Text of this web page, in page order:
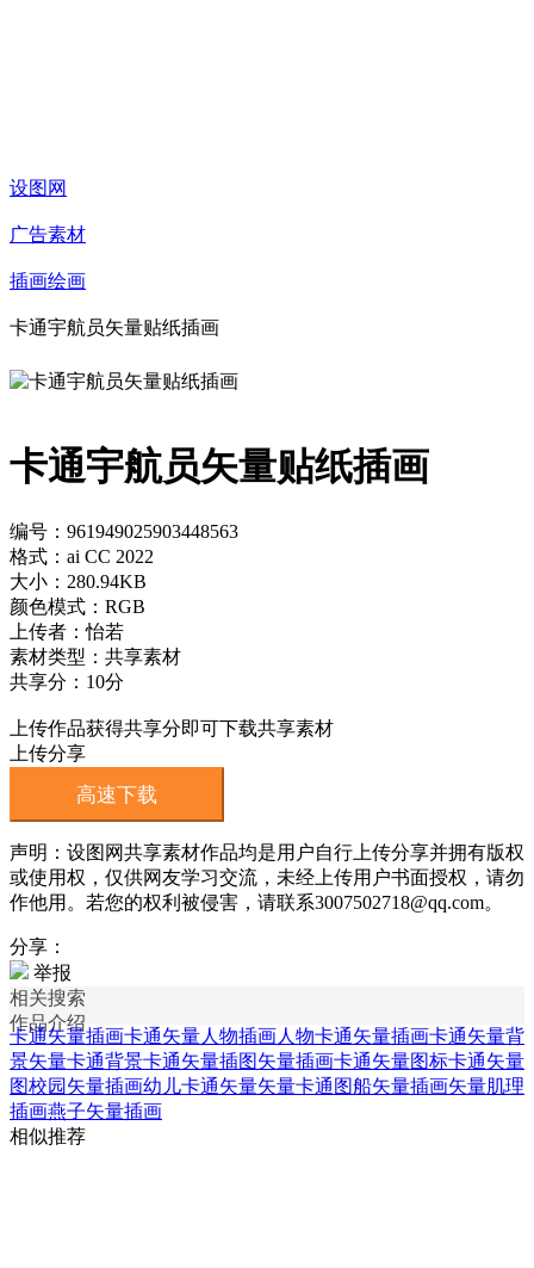
设图网
广告素材
插画绘画
卡通宇航员矢量贴纸插画
卡通宇航员矢量贴纸插画
编号：961949025903448563
格式：ai CC 2022
大小：280.94KB
颜色模式：RGB
上传者：怡若
素材类型：共享素材
共享分：10分
上传作品获得共享分即可下载共享素材
上传分享
高速下载
声明：设图网共享素材作品均是用户自行上传分享并拥有版权
或使用权，仅供网友学习交流，未经上传用户书面授权，请勿
作他用。若您的权利被侵害，请联系3007502718@qq.com。
分享：
举报
相关搜索
作品介绍
卡通矢量插画卡通矢量人物插画人物卡通矢量插画卡通矢量背
景矢量卡通背景卡通矢量插图矢量插画卡通矢量图标卡通矢量
图校园矢量插画幼儿卡通矢量矢量卡通图船矢量插画矢量肌理
插画燕子矢量插画
相似推荐